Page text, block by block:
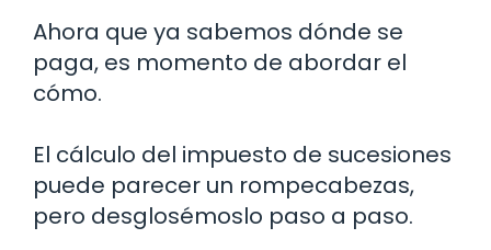
Ahora que ya sabemos dónde se
paga, es momento de abordar el
cómo.
El cálculo del impuesto de sucesiones
puede parecer un rompecabezas,
pero desglosémoslo paso a paso.